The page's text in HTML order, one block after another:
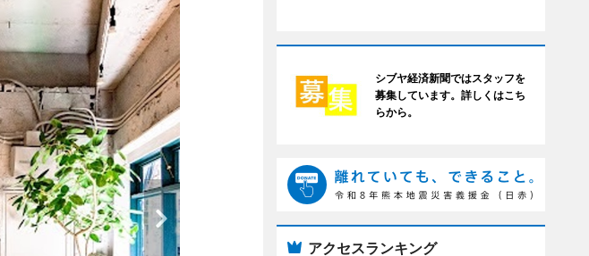
シブヤ経済新聞ではスタッフを
募集しています。詳しくはこち
らから。
アクセスランキング